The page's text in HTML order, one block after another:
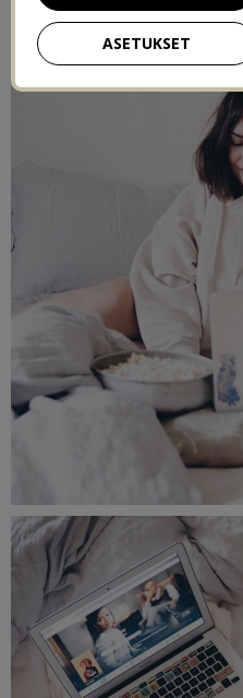
ASETUKSET